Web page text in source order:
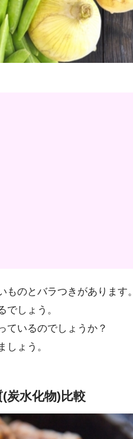
のとバラつきがあります。
しょう。
ているのでしょうか？
ょう。
水化物)比較